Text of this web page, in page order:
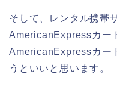
そして、レンタル携帯
AmericanExpressカー
AmericanExpressカー
うといいと思います。